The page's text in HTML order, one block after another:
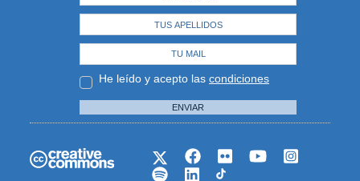
He leído y acepto las condiciones
ENVIAR